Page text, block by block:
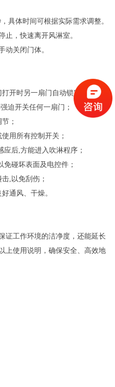
具体时间可根据实际需求调整。
止，快速离开风淋室。
动关闭门体。
开时另一扇门自动锁定，切勿同
迫开关任何一扇门；
；
用所有控制开关；
后,方能进入吹淋程序；
免碰坏表面及电控件；
,以免刮伤；
通风、干燥。
证工作环境的洁净度，还能延长
上使用说明，确保安全、高效地